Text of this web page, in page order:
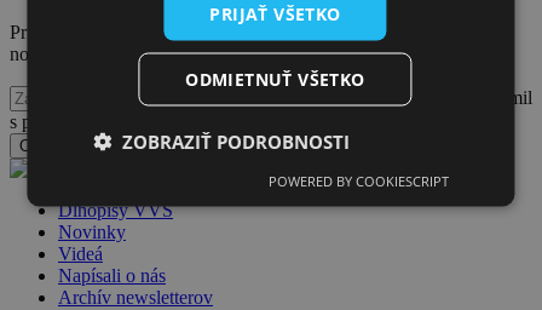
Prihláste sa na odber
noviniek Klubu akcionárov VVS
Potvrdzujem, že som sa oboznámil
s podmienkami spracúvania a nakladania s osobnými údajmi
Odoslať formulár
Dlhopisy VVS
Novinky
Videá
Napísali o nás
Archív newsletterov
PRIJAŤ VŠETKO
ODMIETNUŤ VŠETKO
ZOBRAZIŤ PODROBNOSTI
POWERED BY COOKIESCRIPT